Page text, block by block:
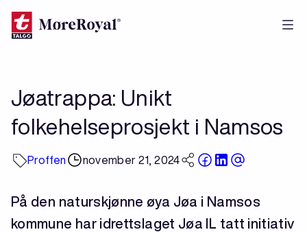
Hopp
Jøatrappa: Unikt
folkehelseprosjekt i Namsos
Proffen november 21, 2024
På den naturskjønne øya Jøa i Namsos
kommune har idrettslaget Jøa IL tatt initiativ